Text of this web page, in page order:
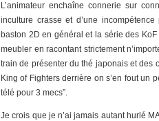
L’animateur enchaîne connerie sur
inculture crasse et d’une
baston 2D en général et la série des
meubler en racontant strictement
train de présenter du thé japonais et des
King of Fighters derrière on s’en fout un
télé pour 3 mecs”.
Je crois que je n’ai jamais autant hurlé